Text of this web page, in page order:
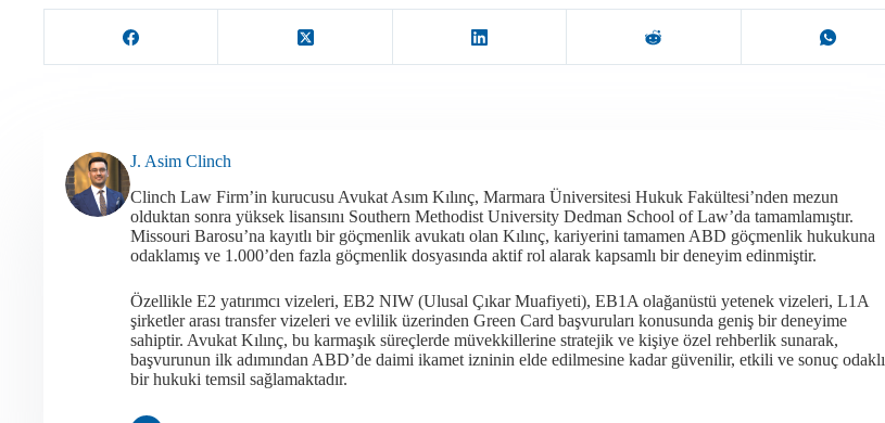
J. Asim Clinch
Clinch Law Firm’in kurucusu Avukat Asım Kılınç, Marmara Üniversitesi Hukuk Fakültesi’nden mezun
olduktan sonra yüksek lisansını Southern Methodist University Dedman School of Law’da tamamlamıştır.
Missouri Barosu’na kayıtlı bir göçmenlik avukatı olan Kılınç, kariyerini tamamen ABD göçmenlik hukukuna
odaklamış ve 1.000’den fazla göçmenlik dosyasında aktif rol alarak kapsamlı bir deneyim edinmiştir.​
Özellikle E2 yatırımcı vizeleri, EB2 NIW (Ulusal Çıkar Muafiyeti), EB1A olağanüstü yetenek vizeleri, L1A
şirketler arası transfer vizeleri ve evlilik üzerinden Green Card başvuruları konusunda geniş bir deneyime
sahiptir. Avukat Kılınç, bu karmaşık süreçlerde müvekkillerine stratejik ve kişiye özel rehberlik sunarak,
başvurunun ilk adımından ABD’de daimi ikamet izninin elde edilmesine kadar güvenilir, etkili ve sonuç odaklı
bir hukuki temsil sağlamaktadır.